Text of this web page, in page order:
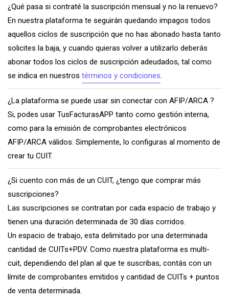
¿Qué pasa si contraté la suscripción mensual y no la renuevo?
En nuestra plataforma te seguirán quedando impagos todos
aquellos ciclos de suscripción que no has abonado hasta tanto
solicites la baja, y cuando quieras volver a utilizarlo deberás
abonar todos los ciclos de suscripción adeudados, tal como
se indica en nuestros términos y condiciones.
¿La plataforma se puede usar sin conectar con AFIP/ARCA ?
Si, podes usar TusFacturasAPP tanto como gestión interna,
como para la emisión de comprobantes electrónicos
AFIP/ARCA válidos. Simplemente, lo configuras al momento de
crear tu CUIT.
¿Si cuento con más de un CUIT, ¿tengo que comprar más
suscripciones?
Las suscripciones se contratan por cada espacio de trabajo y
tienen una duración determinada de 30 días corridos.
Un espacio de trabajo, esta delimitado por una determinada
cantidad de CUITs+PDV. Como nuestra plataforma es multi-
cuit, dependiendo del plan al que te suscribas, contás con un
límite de comprobantes emitidos y cantidad de CUITs + puntos
de venta determinada.